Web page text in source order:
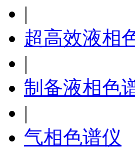
|
超高效液相
|
制备液相色
|
气相色谱仪